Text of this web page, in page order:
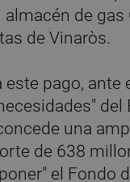
de gas
de Vinaròs.
este pago, ante
del
una
de 638
el Fondo